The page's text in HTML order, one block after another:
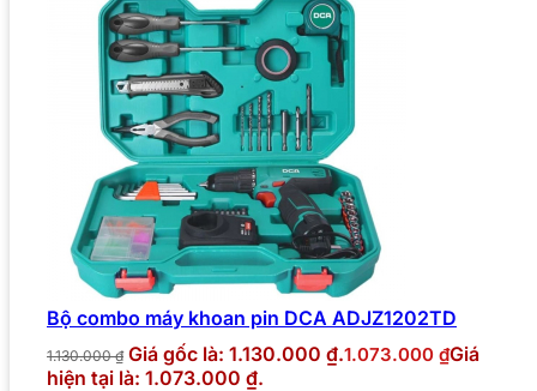
Bộ combo máy khoan pin DCA ADJZ1202TD
1.130.000₫ Giá gốc là: 1.130.000 ₫.1.073.000 ₫Giá
hiện tại là: 1.073.000 ₫.